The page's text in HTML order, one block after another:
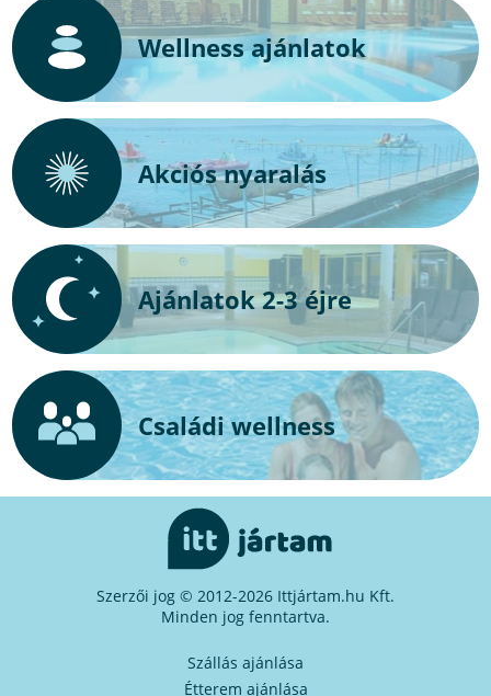
Wellness ajánlatok
Akciós nyaralás
Ajánlatok 2-3 éjre
Családi wellness
Szerzői jog © 2012-2026 Ittjártam.hu Kft.
Minden jog fenntartva.
Szállás ajánlása
Étterem ajánlása